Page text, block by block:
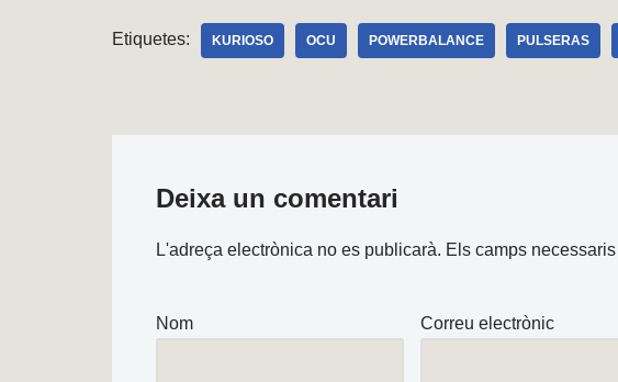
Etiquetes: KURIOSO OCU POWERBALANCE PULSERAS
Deixa un comentari
L'adreça electrònica no es publicarà. Els camps
Nom Correu electrònic